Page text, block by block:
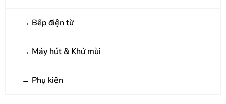
→ Bếp điện từ
→ Máy hút & Khử mùi
→ Phụ kiện